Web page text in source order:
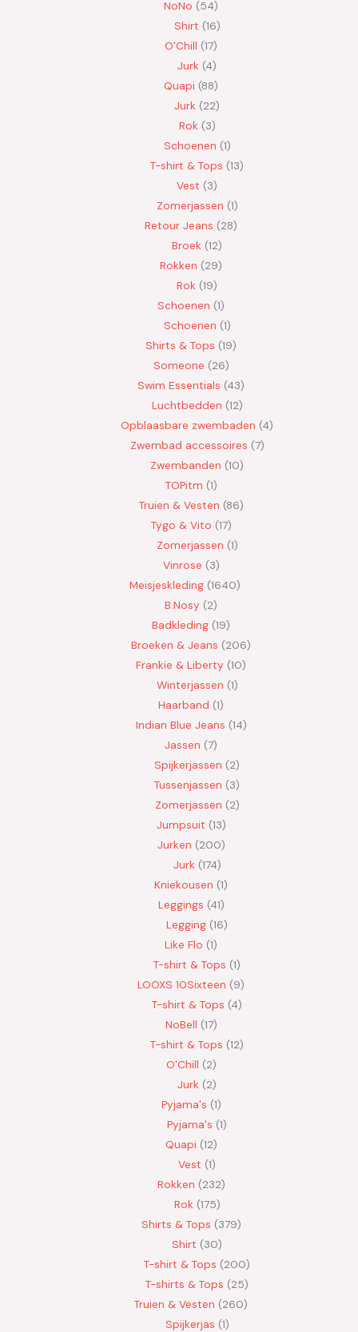
NoNo
54
Shirt 16
O'Chill 17
Jurk 4
Quapi 88
Jurk
22
Rok 3
Schoenen 1
T-shirt & Tops 13
Vest
3
Zomerjassen 1
Retour Jeans
28
Broek 12
Rokken
29
Rok 19
Schoenen 1
Schoenen 1
Shirts & Tops 19
Someone 26
Swim Essentials 43
Luchtbedden 12
Opblaasbare zwembaden 4
Zwembad accessoires 7
Zwembanden 10
TOPitm 1
Truien & Vesten 86
Tygo & Vito 17
Zomerjassen 1
Vinrose 3
Meisjeskleding 1640
B.Nosy
2
Badkleding 19
Broeken & Jeans
206
Frankie & Liberty 10
Winterjassen 1
Haarband 1
Indian Blue Jeans 14
Jassen 7
Spijkerjassen
2
Tussenjassen
3
Zomerjassen 2
Jumpsuit 13
Jurken 200
Jurk 174
Kniekousen 1
Leggings 41
Legging 16
Like Flo 1
T-shirt & Tops 1
LOOXS 10Sixteen
9
T-shirt & Tops 4
NoBell 17
T-shirt & Tops 12
O'Chill 2
Jurk
2
Pyjama's 1
Pyjama's 1
Quapi 12
Vest 1
Rokken 232
Rok 175
Shirts & Tops 379
Shirt
30
T-shirt & Tops
200
T-shirts & Tops
25
Truien & Vesten
260
Spijkerjas 1